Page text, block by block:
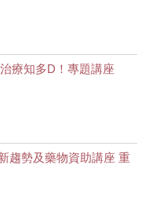
療知多D！專題講座
趨勢及藥物資助講座 重